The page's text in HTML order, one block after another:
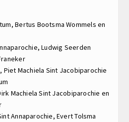
Bertus BootsmaWommels en
Ludwig Seerden
Piet Machiela Sint Jacobiparochie
MachielaSint Jacobiparochie en
Annaparochie,Evert Tolsma